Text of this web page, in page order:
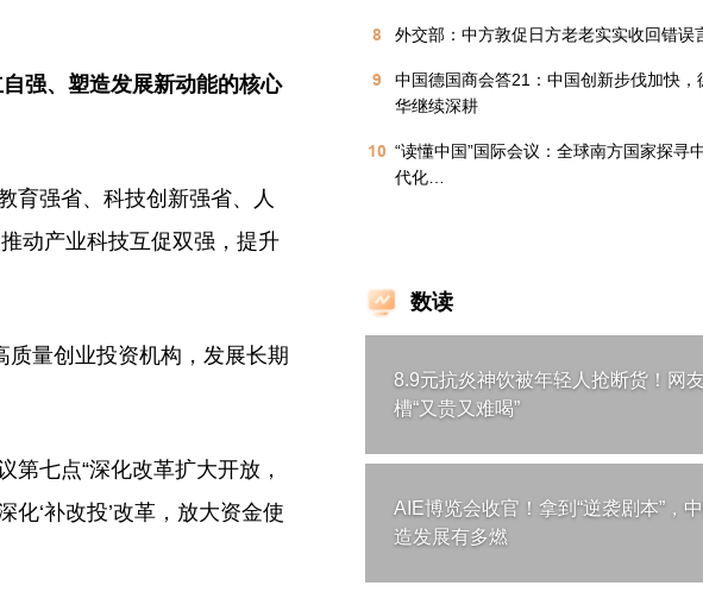
强、塑造发展新动能的核心
育强省、科技创新强省、人
动产业科技互促双强，提升
量创业投资机构，发展长期
第七点“深化改革扩大开放，
‘补改投’改革，放大资金使
8 外交部：中方敦促日方老老实实收回错误
9
中国德国商会答21：中国创新步伐加快，
华继续深耕
10 “读懂中国”国际会议：全球南方国家探寻
代化…
数读
8.9元抗炎神饮被年轻人抢断货！网
槽“又贵又难喝”
AIE博览会收官！拿到“逆袭剧本”，
造发展有多燃